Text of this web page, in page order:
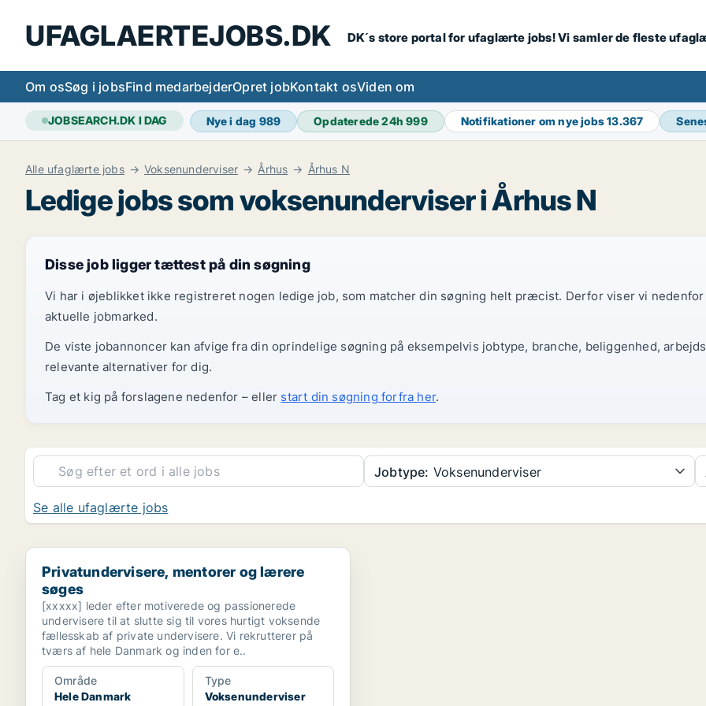
UFAGLAERTEJOBS.DK DK´s store portal for ufaglærte jobs! Vi samler de fleste
Om osSøg i jobsFind medarbejderOpret jobKontakt osViden om
JOBSEARCH.DK I DAG Nye i dag 989 Opdaterede 24h999 Notifikationer om nye jobs13.367
Alle ufaglærte jobs Voksenunderviser Århus Århus N
Ledige jobs som voksenunderviser i Århus N
Disse job ligger tættest på din søgning
Vi har i øjeblikket ikke registreret nogen ledige job, som matcher din søgning helt præcist. Derfor viser vi
aktuelle jobmarked.
De viste jobannoncer kan afvige fra din oprindelige søgning på eksempelvis jobtype, branche, beliggenhed,
relevante alternativer for dig.
Tag et kig på forslagene nedenfor – eller start din søgning forfra her.
Jobtype: Voksenunderviser
Se alle ufaglærte jobs
Privatundervisere, mentorer og lærere søges
Privatundervisere, mentorer og lærere
søges
[xxxxx] leder efter motiverede og passionerede
undervisere til at slutte sig til vores hurtigt voksende
fællesskab af private undervisere. Vi rekrutterer på
tværs af hele Danmark og inden for e..
Område
Hele Danmark
Type
Voksenunderviser